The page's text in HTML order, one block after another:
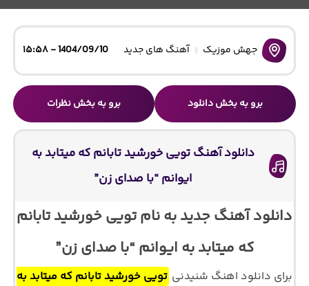
جهش موزیک آهنگ های جدید 1404/09/10 - ۱۵:۵۸
برو به بخش دانلود برو به بخش نظرات
دانلود آهنگ تویی خورشید تابانم که میتابد به
ایوانم “با صدای زن”
دانلود آهنگ جدید به نام تویی خورشید تابانم
که میتابد به ایوانم “با صدای زن”
برای دانلود اهنگ شنیدنی تویی خورشید تابانم که میتابد به